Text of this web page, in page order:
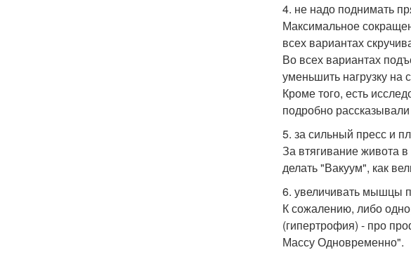
4. не надо поднимать
Максимальное
всех вариантах
Во всех вариантах
уменьшить нагрузку
Кроме того, есть
подробно
5. за сильный пресс и
За втягивание живота
делать "Вакуум", как
6. увеличивать мышцы
К сожалению, либо
(гипертрофия) - про
Массу Одновременно".